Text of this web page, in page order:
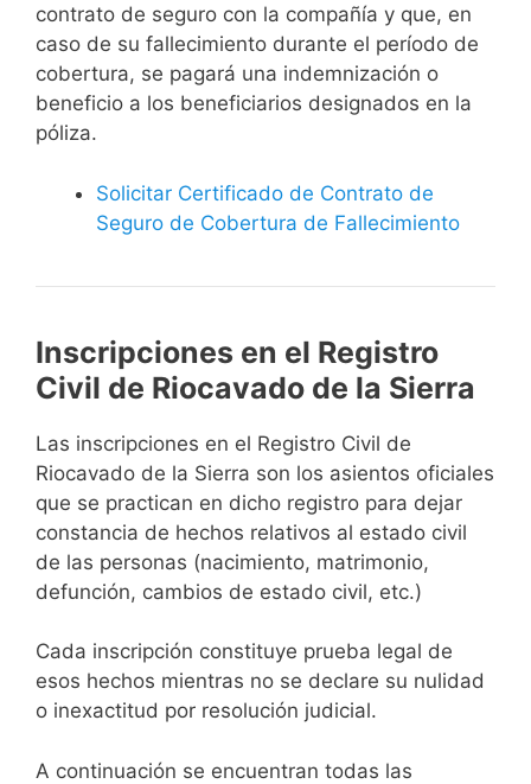
contrato de seguro con la compañía y que, en
caso de su fallecimiento durante el período de
cobertura, se pagará una indemnización o
beneficio a los beneficiarios designados en la
póliza.
Solicitar Certificado de Contrato de
Seguro de Cobertura de Fallecimiento
Inscripciones en el Registro
Civil de Riocavado de la Sierra
Las inscripciones en el Registro Civil de
Riocavado de la Sierra son los asientos oficiales
que se practican en dicho registro para dejar
constancia de hechos relativos al estado civil
de las personas (nacimiento, matrimonio,
defunción, cambios de estado civil, etc.)
Cada inscripción constituye prueba legal de
esos hechos mientras no se declare su nulidad
o inexactitud por resolución judicial.
A continuación se encuentran todas las